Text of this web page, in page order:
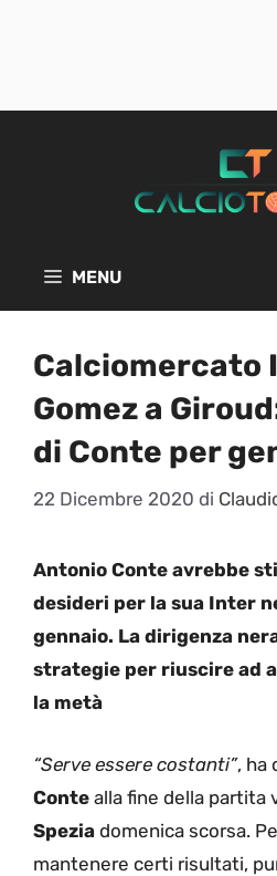
MENU
Calciomercato
Gomez a
di Conte per
22 Dicembre 2020 di
Antonio Conte avrebbe
desideri per la sua Inter
gennaio. La dirigenza
strategie per riuscire ad
la metà
“Serve essere costanti”, ha
Conte alla fine della partita
Spezia domenica scorsa.
mantenere certi risultati,